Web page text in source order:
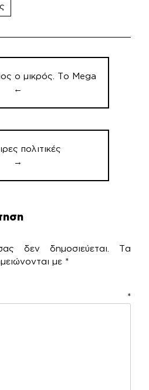
ο μικρός. Το Mega
←
πολιτικές
→
δεν δημοσιεύεται.
Τα
με *
*